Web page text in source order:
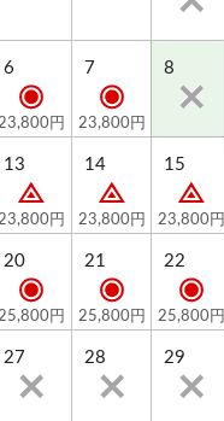
6
円
7
23,800円
8
13
円
14
23,800円
15
23,800円
20
円
21
25,800円
22
25,800円
27 28 29